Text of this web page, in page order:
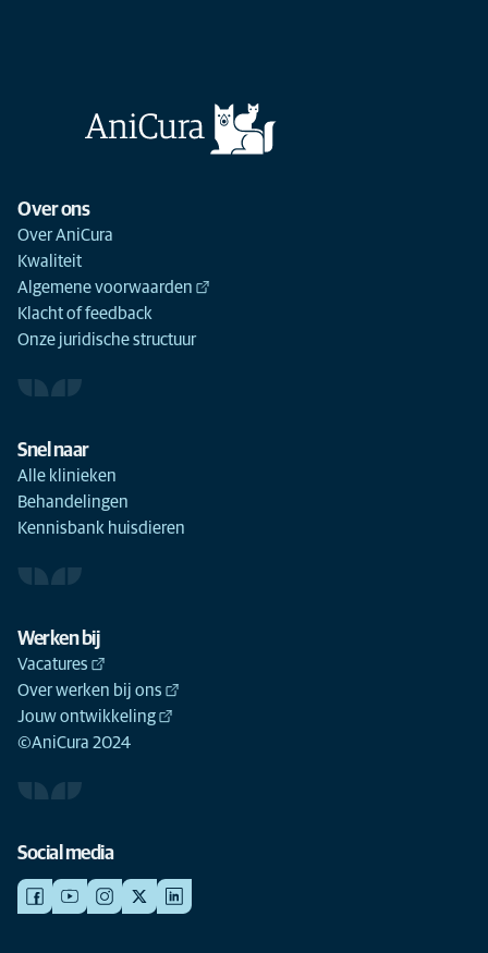
Over ons
Over AniCura
Kwaliteit
Algemene voorwaarden
Klacht of feedback
Onze juridische structuur
Snel naar
Alle klinieken
Behandelingen
Kennisbank huisdieren
Werken bij
Vacatures
Over werken bij ons
Jouw ontwikkeling
©AniCura 2024
Social media